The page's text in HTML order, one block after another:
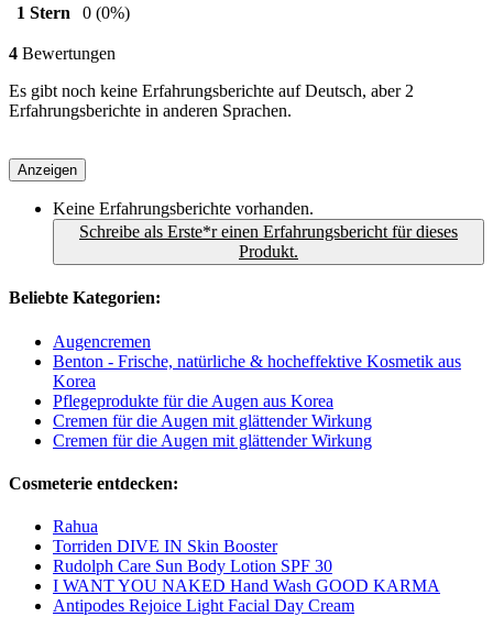
1 Stern
0 (0%)
4 Bewertungen
Es gibt noch keine Erfahrungsberichte auf Deutsch, aber 2
Erfahrungsberichte in anderen Sprachen.
Anzeigen
Keine Erfahrungsberichte vorhanden.
Schreibe als Erste*r einen Erfahrungsbericht für dieses
Produkt.
Beliebte Kategorien:
Augencremen
Benton - Frische, natürliche & hocheffektive Kosmetik aus
Korea
Pflegeprodukte für die Augen aus Korea
Cremen für die Augen mit glättender Wirkung
Cremen für die Augen mit glättender Wirkung
Cosmeterie entdecken:
Rahua
Torriden DIVE IN Skin Booster
Rudolph Care Sun Body Lotion SPF 30
I WANT YOU NAKED Hand Wash GOOD KARMA
Antipodes Rejoice Light Facial Day Cream